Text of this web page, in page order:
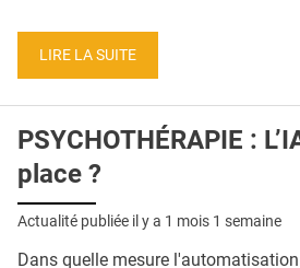
LIRE LA SUITE
PSYCHOTHÉRAPIE :
place ?
Actualité publiée il y a 1 mois 1 semaine
Dans quelle mesure